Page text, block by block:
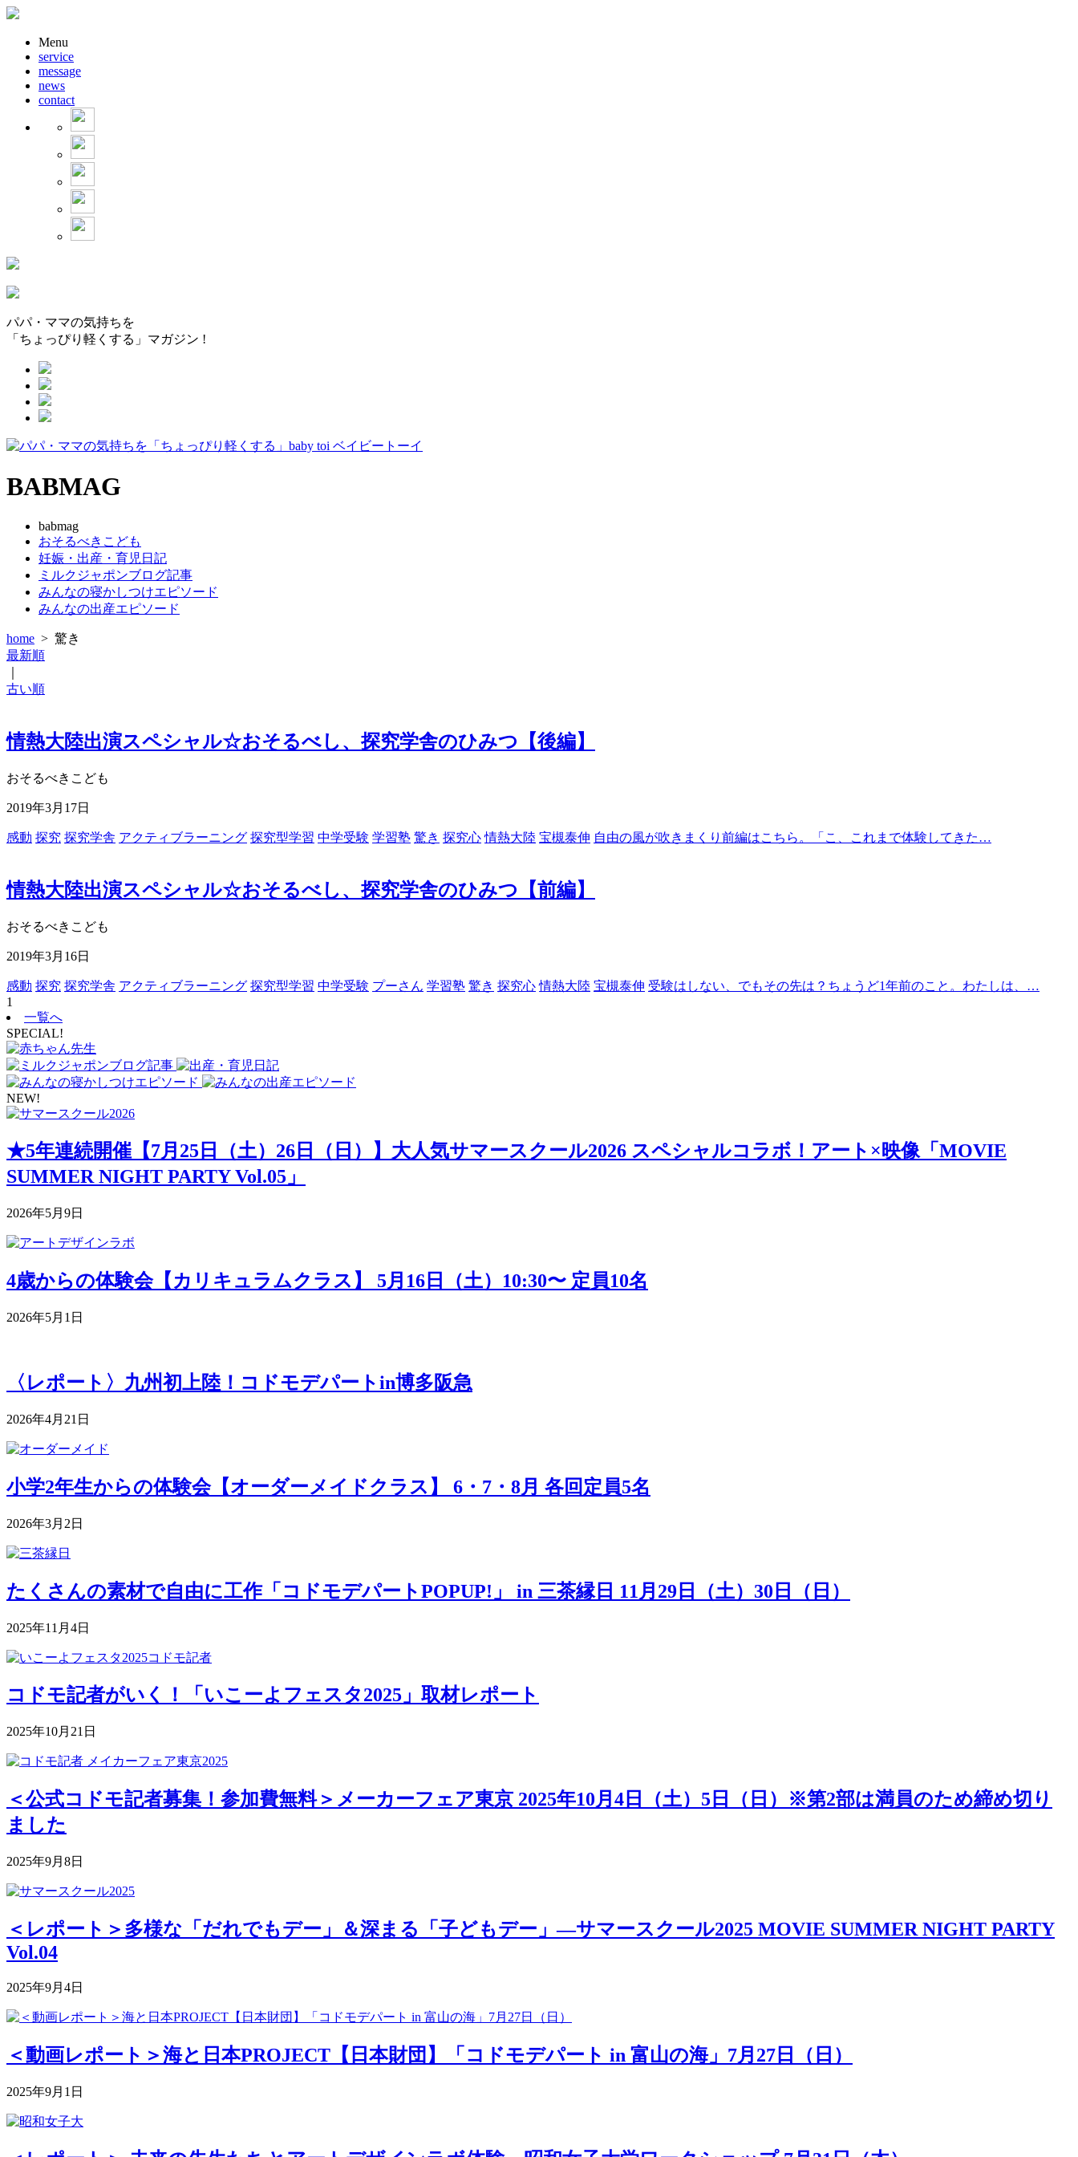
Menu
service
message
news
contact
パパ・ママの気持ちを
「ちょっぴり軽くする」マガジン !
BABMAG
babmag
おそるべきこども
妊娠・出産・育児日記
ミルクジャポンブログ記事
みんなの寝かしつけエピソード
みんなの出産エピソード
home > 驚き
最新順
古い順
情熱大陸出演スペシャル☆おそるべし、探究学舎のひみつ【後編】
おそるべきこども
2019年3月17日
感動 探究 探究学舎 アクティブラーニング 探究型学習 中学受験 学習塾 驚き 探究心 情熱大陸 宝槻泰伸 自由の風が吹きまくり前編はこちら。「こ、これまで体験してきた…
情熱大陸出演スペシャル☆おそるべし、探究学舎のひみつ【前編】
おそるべきこども
2019年3月16日
感動 探究 探究学舎 アクティブラーニング 探究型学習 中学受験 プーさん 学習塾 驚き 探究心 情熱大陸 宝槻泰伸 受験はしない、でもその先は？ちょうど1年前のこと。わたしは、…
1
一覧へ
SPECIAL!
NEW!
★5年連続開催【7月25日（土）26日（日）】大人気サマースクール2026 スペシャルコラボ！アート×映像「MOVIE
SUMMER NIGHT PARTY Vol.05」
2026年5月9日
4歳からの体験会【カリキュラムクラス】 5月16日（土）10:30〜 定員10名
2026年5月1日
〈レポート〉九州初上陸！コドモデパートin博多阪急
2026年4月21日
小学2年生からの体験会【オーダーメイドクラス】 6・7・8月 各回定員5名
2026年3月2日
たくさんの素材で自由に工作「コドモデパートPOPUP!」 in 三茶縁日 11月29日（土）30日（日）
2025年11月4日
コドモ記者がいく！「いこーよフェスタ2025」取材レポート
2025年10月21日
＜公式コドモ記者募集！参加費無料＞メーカーフェア東京 2025年10月4日（土）5日（日）※第2部は満員のため締め切り
ました
2025年9月8日
＜レポート＞多様な「だれでもデー」＆深まる「子どもデー」―サマースクール2025 MOVIE SUMMER NIGHT PARTY
Vol.04
2025年9月4日
＜動画レポート＞海と日本PROJECT【日本財団】「コドモデパート in 富山の海」7月27日（日）
2025年9月1日